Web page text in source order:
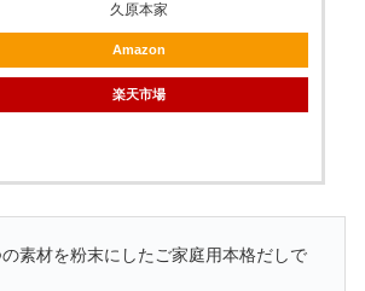
久原本家
Amazon
楽天市場
素材を粉末にしたご家庭用本格だしで